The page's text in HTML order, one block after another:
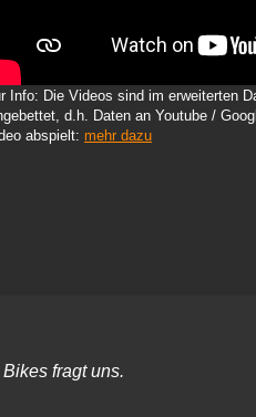
Info: Die Videos sind im erweiterten
d.h. Daten an Youtube /
abspielt: mehr dazu
fragt uns.